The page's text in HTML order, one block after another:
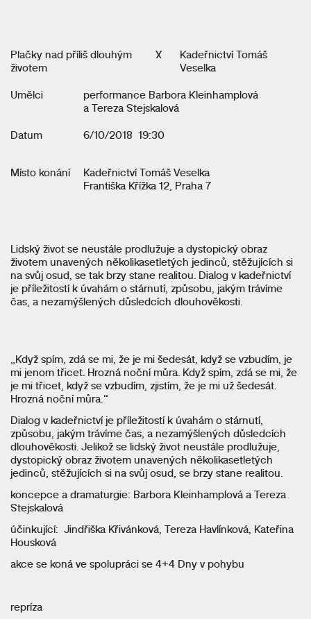
Plačky nad příliš dlouhým
životem
X
Kadeřnictví Tomáš
Veselka
Umělci
performance Barbora Kleinhamplová
a Tereza Stejskalová
Datum
6/10/2018 19:30
Místo konání
Kadeřnictví Tomáš Veselka
Františka Křížka 12, Praha 7
Lidský život se neustále prodlužuje a dystopický obraz
životem unavených několikasetletých jedinců, stěžujících si
na svůj osud, se tak brzy stane realitou. Dialog v kadeřnictví
je příležitostí k úvahám o stárnutí, způsobu, jakým trávíme
čas, a nezamýšlených důsledcích dlouhověkosti.
„Když spím, zdá se mi, že je mi šedesát, když se vzbudím, je
mi jenom třicet. Hrozná noční můra. Když spím, zdá se mi, že
je mi třicet, když se vzbudím, zjistím, že je mi už šedesát.
Hrozná noční můra.“
Dialog v kadeřnictví je příležitostí k úvahám o stárnutí,
způsobu, jakým trávíme čas, a nezamýšlených důsledcích
dlouhověkosti. Jelikož se lidský život neustále prodlužuje,
dystopický obraz životem unavených několikasetletých
jedinců, stěžujících si na svůj osud, se brzy stane realitou.
koncepce a dramaturgie: Barbora Kleinhamplová a Tereza
Stejskalová
účinkující: Jindřiška Křivánková, Tereza Havlínková, Kateřina
Housková
akce se koná ve spolupráci se 4+4 Dny v pohybu
repríza